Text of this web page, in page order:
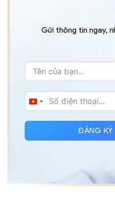
Gửi thông tin ngay,
VIETNAM
ĐĂNG KÝ